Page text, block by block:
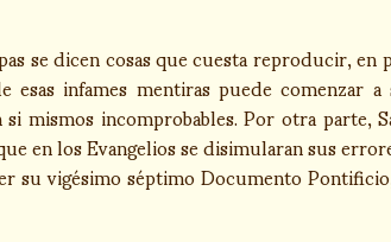
se dicen cosas que cuesta reproducir,
infames mentiras puede comenzar a
mismos incomprobables. Por otra parte,
en los Evangelios se disimularan sus
su vigésimo séptimo Documento